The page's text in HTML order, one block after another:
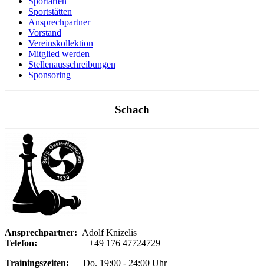
Sportstätten
Ansprechpartner
Vorstand
Vereinskollektion
Mitglied werden
Stellenausschreibungen
Sponsoring
Schach
Ansprechpartner: Adolf Knizelis
Telefon: +49 176 47724729
Trainingszeiten: Do. 19:00 - 24:00 Uhr